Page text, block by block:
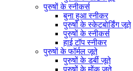
पुरुषों के स्नीकर्स
बुना हुआ स्नीकर
पुरुषों के स्केटबोर्डिंग जूते
पुरुषों के स्नीकर्स
हाई टॉप स्नीकर
पुरुषों के फॉर्मल जूते
पुरुषों के डर्बी जूते
पुरुषों के मोंक जूते